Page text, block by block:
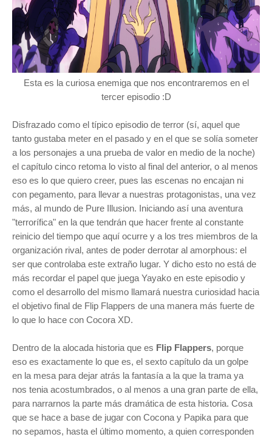
Esta es la curiosa enemiga que nos encontraremos en el
tercer episodio :D
Disfrazado como el típico episodio de terror (sí, aquel que
tanto gustaba meter en el pasado y en el que se solía someter
a los personajes a una prueba de valor en medio de la noche)
el capítulo cinco retoma lo visto al final del anterior, o al menos
eso es lo que quiero creer, pues las escenas no encajan ni
con pegamento, para llevar a nuestras protagonistas, una vez
más, al mundo de Pure Illusion. Iniciando así una aventura
"terrorífica" en la que tendrán que hacer frente al constante
reinicio del tiempo que aquí ocurre y a los tres miembros de la
organización rival, antes de poder derrotar al amorphous: el
ser que controlaba este extraño lugar. Y dicho esto no está de
más recordar el papel que juega Yayako en este episodio y
como el desarrollo del mismo llamará nuestra curiosidad hacia
el objetivo final de Flip Flappers de una manera más fuerte de
lo que lo hace con Cocora XD.
Dentro de la alocada historia que es Flip Flappers, porque
eso es exactamente lo que es, el sexto capítulo da un golpe
en la mesa para dejar atrás la fantasía a la que la trama ya
nos tenia acostumbrados, o al menos a una gran parte de ella,
para narrarnos la parte más dramática de esta historia. Cosa
que se hace a base de jugar con Cocona y Papika para que
no sepamos, hasta el último momento, a quien corresponden